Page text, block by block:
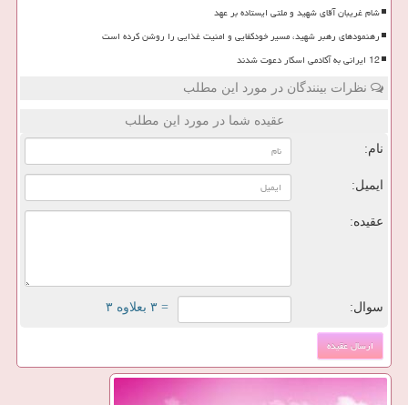
شام غریبان آقای شهید و ملتی ایستاده بر عهد
رهنمودهای رهبر شهید، مسیر خودکفایی و امنیت غذایی را روشن کرده است
12 ایرانی به آکادمی اسکار دعوت شدند
نظرات بینندگان در مورد این مطلب
عقیده شما در مورد این مطلب
نام:
ایمیل:
عقیده:
سوال: = ۳ بعلاوه ۳